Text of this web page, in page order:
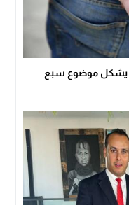
يشكل موضوع سبع